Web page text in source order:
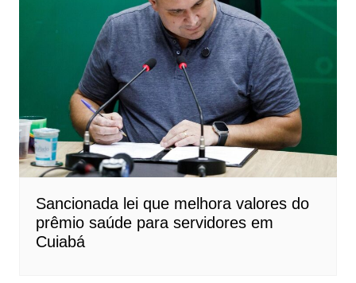
Sancionada lei que melhora valores do
prêmio saúde para servidores em
Cuiabá